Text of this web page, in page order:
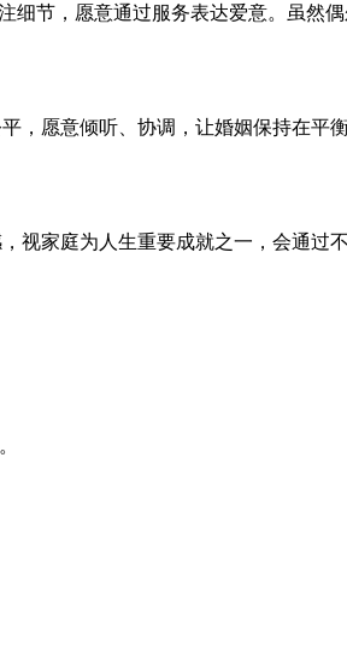
细节，愿意通过服务表达爱意。虽
，愿意倾听、协调，让婚姻保持在
视家庭为人生重要成就之一，会通